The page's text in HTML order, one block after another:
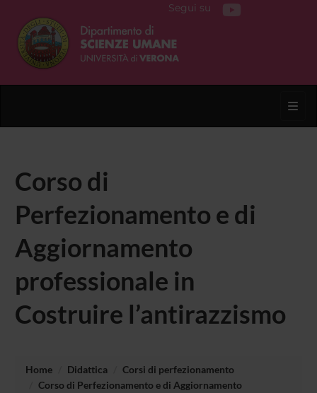
Segui su
Corso di
Perfezionamento e di
Aggiornamento
professionale in
Costruire l’antirazzismo
Home Didattica
Corsi di perfezionamento
Corso di Perfezionamento e di Aggiornamento